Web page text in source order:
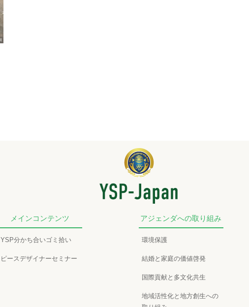
メインコンテンツ
YSP分かち合いゴミ拾い
ピースデザイナーセミナー
アジェンダへの取り組み
環境保護
結婚と家庭の価値啓発
国際貢献と多文化共生
地域活性化と地方創生への